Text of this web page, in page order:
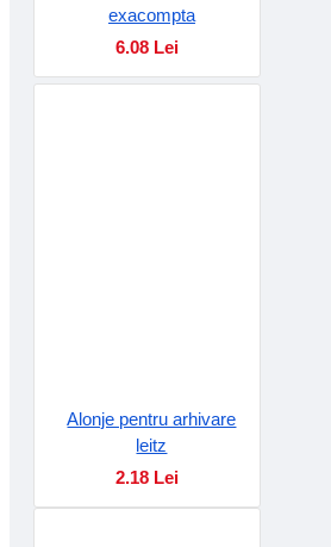
exacompta
6.08 Lei
Alonje pentru arhivare
leitz
2.18 Lei